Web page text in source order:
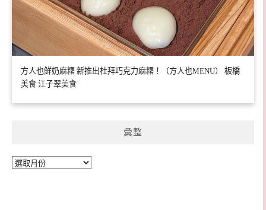
方人也鮮奶麻糬 新推出杜拜巧克力麻糬！（方人也MENU） 板橋
美食 江子翠美食
彙整
彙